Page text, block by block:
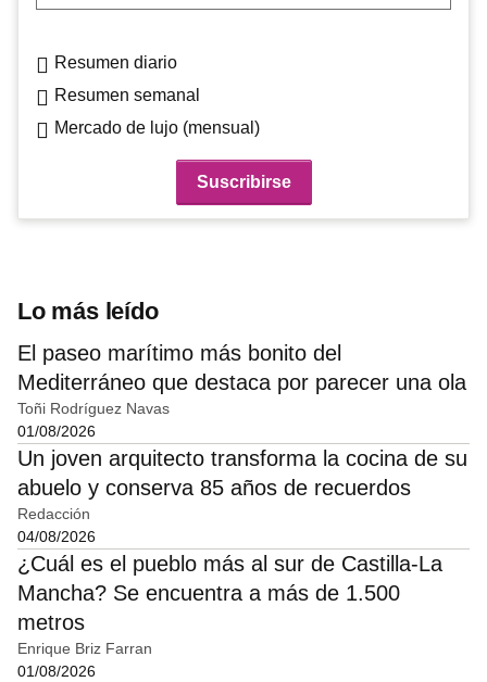
Resumen diario
Resumen semanal
Mercado de lujo (mensual)
Lo más leído
El paseo marítimo más bonito del
Mediterráneo que destaca por parecer una ola
Toñi Rodríguez Navas
01/08/2026
Un joven arquitecto transforma la cocina de su
abuelo y conserva 85 años de recuerdos
Redacción
04/08/2026
¿Cuál es el pueblo más al sur de Castilla-La
Mancha? Se encuentra a más de 1.500
metros
Enrique Briz Farran
01/08/2026